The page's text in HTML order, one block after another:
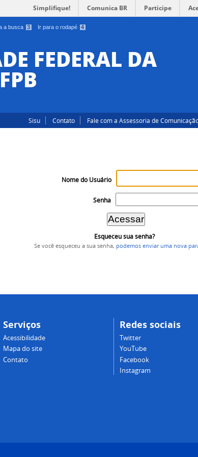
a busca 3 Ir para o rodapé 4
Simplifique! Comunica BR Participe
FEDERAL DA
Sisu Contato Fale com a Assessoria de
Nome do Usuário
Senha
Esqueceu sua senha?
Se você esqueceu a sua senha, podemos enviar uma nova
Serviços
Acessibilidade
Mapa do site
Contato
Redes sociais
Twitter
YouTube
Facebook
Instagram